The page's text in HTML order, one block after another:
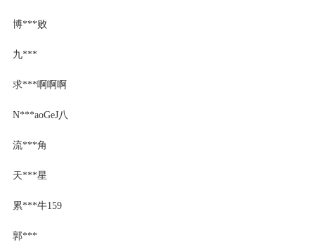
博***败
九***
求***啊啊啊
N***aoGeJ八
流***角
天***星
累***牛159
郭***